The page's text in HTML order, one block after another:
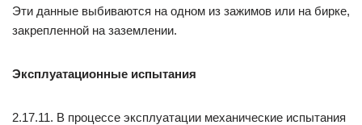
Эти данные выбиваются на одном из зажимов или на бирке,
закрепленной на заземлении.
Эксплуатационные испытания
2.17.11. В процессе эксплуатации механические испытания